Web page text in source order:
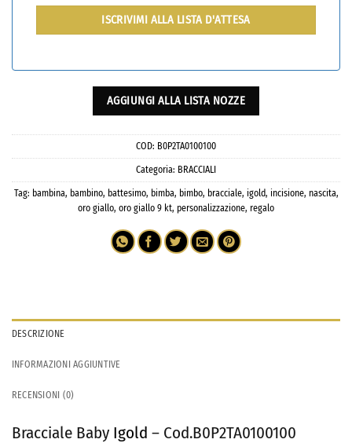
AGGIUNGI ALLA LISTA NOZZE
COD: B0P2TA0100100
Categoria: BRACCIALI
Tag: bambina, bambino, battesimo, bimba, bimbo, bracciale, igold, incisione, nascita,
oro giallo, oro giallo 9 kt, personalizzazione, regalo
DESCRIZIONE
INFORMAZIONI AGGIUNTIVE
RECENSIONI (0)
Bracciale Baby Igold – Cod.B0P2TA0100100